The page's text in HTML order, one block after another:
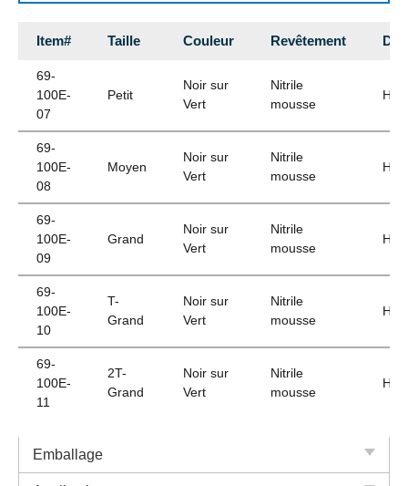
Item# Taille Couleur Revêtement
69-
100E-
07
Petit
Noir sur
Vert
Nitrile
mousse
69-
100E-
08
Moyen
Noir sur
Vert
Nitrile
mousse
69-
100E-
09
Grand
Noir sur
Vert
Nitrile
mousse
69-
100E-
10
T-
Grand
Noir sur
Vert
Nitrile
mousse
69-
100E-
11
2T-
Grand
Noir sur
Vert
Nitrile
mousse
Emballage